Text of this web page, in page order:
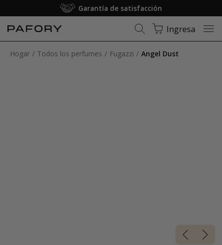
Garantía de satisfacción
Ingresa
Hogar Todos los perfumes Fugazzi Angel Dust